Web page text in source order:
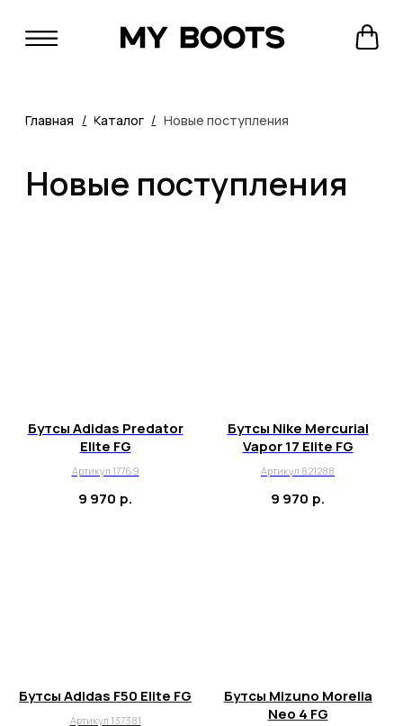
Новые поступления
Бутсы Adidas Predator
Elite FG
Артикул 17769
9 970 р.
Бутсы Nike Mercurial
Vapor 17 Elite FG
Артикул 821288
9 970 р.
Бутсы Adidas F50 Elite FG
Артикул 137381
Бутсы Mizuno Morelia
Neo 4 FG